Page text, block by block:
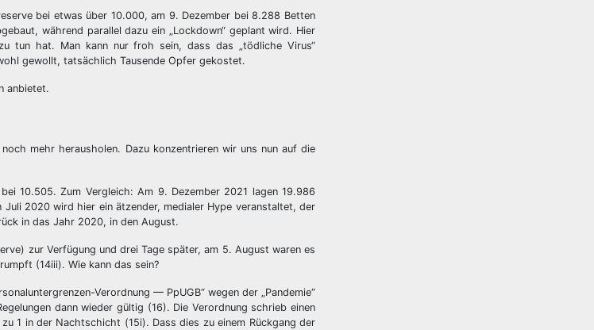
bei etwas über 10.000, am 9. Dezember bei 8.288 Betten
während parallel dazu ein „Lockdown“ geplant wird. Hier
tun hat. Man kann nur froh sein, dass das „tödliche Virus“
gewollt, tatsächlich Tausende Opfer gekostet.
anbietet.
mehr herausholen. Dazu konzentrieren wir uns nun auf die
10.505. Zum Vergleich: Am 9. Dezember 2021 lagen 19.986
2020 wird hier ein ätzender, medialer Hype veranstaltet, der
in das Jahr 2020, in den August.
zur Verfügung und drei Tage später, am 5. August waren es
(14iii). Wie kann das sein?
Verordnung — PpUGB“ wegen der „Pandemie“
dann wieder gültig (16). Die Verordnung schrieb einen
1 in der Nachtschicht (15i). Dass dies zu einem Rückgang der